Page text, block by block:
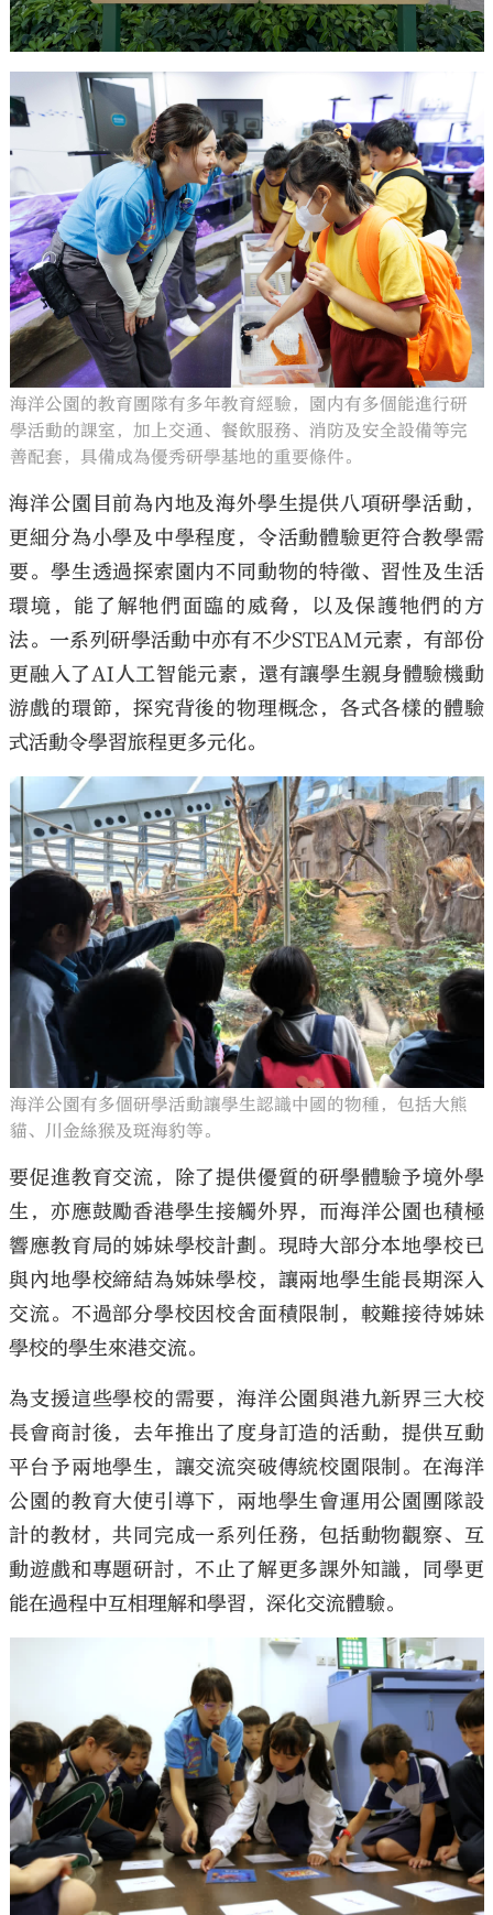
海洋公園的教育團隊有多年教育經驗，園内有多個能進行研
學活動的課室，加上交通、餐飲服務、消防及安全設備等完
善配套，具備成為優秀研學基地的重要條件。
海洋公園目前為內地及海外學生提供八項研學活動，
更細分為小學及中學程度，令活動體驗更符合教學需
要。學生透過探索園内不同動物的特徵、習性及生活
環境，能了解牠們面臨的威脅，以及保護牠們的方
法。一系列研學活動中亦有不少STEAM元素，有部份
更融入了AI人工智能元素，還有讓學生親身體驗機動
游戲的環節，探究背後的物理概念，各式各樣的體驗
式活動令學習旅程更多元化。
海洋公園有多個研學活動讓學生認識中國的物種，包括大熊
貓、川金絲猴及斑海豹等。
要促進教育交流，除了提供優質的研學體驗予境外學
生，亦應鼓勵香港學生接觸外界，而海洋公園也積極
響應教育局的姊妹學校計劃。現時大部分本地學校已
與內地學校締結為姊妹學校，讓兩地學生能長期深入
交流。不過部分學校因校舍面積限制，較難接待姊妹
學校的學生來港交流。
為支援這些學校的需要，海洋公園與港九新界三大校
長會商討後，去年推出了度身訂造的活動，提供互動
平台予兩地學生，讓交流突破傳統校園限制。在海洋
公園的教育大使引導下，兩地學生會運用公園團隊設
計的教材，共同完成一系列任務，包括動物觀察、互
動遊戲和專題研討，不止了解更多課外知識，同學更
能在過程中互相理解和學習，深化交流體驗。